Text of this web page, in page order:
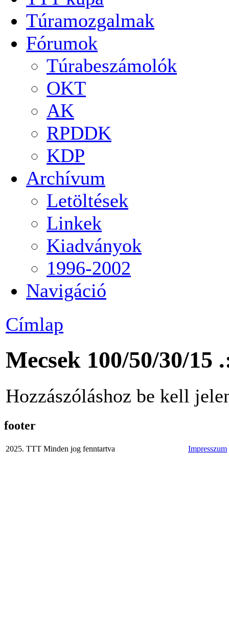
Túramozgalmak
Fórumok
Túrabeszámolók
OKT
AK
RPDDK
KDP
Archívum
Letöltések
Linkek
Kiadványok
1996-2002
Navigáció
Címlap
Mecsek 100/50/30/15
Hozzászóláshoz be kell
footer
2025. TTT Minden jog fenntartva Impresszum